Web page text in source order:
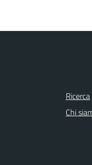
Ricerca
Chi